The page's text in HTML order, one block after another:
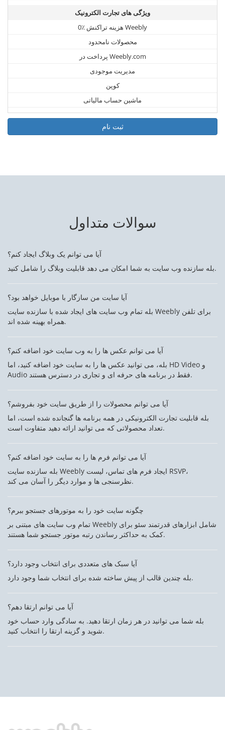
ویژگی های تجارت الکترونیک
0٪ هزینه تراکنش Weebly
محصولات نامحدود
پرداخت در Weebly.com
مدیریت موجودی
کوپن
ماشین حساب مالیاتی
ثبت نام
سوالات متداول
آیا می توانم یک وبلاگ ایجاد کنم؟
بله سازنده وب سایت به شما امکان می دهد قابلیت وبلاگ را شامل کنید.
آیا سایت من سازگار با موبایل خواهد بود؟
بله تمام وب سایت های ایجاد شده با سازنده سایت Weebly برای تلفن
همراه بهینه شده اند.
آیا می توانم عکس ها را به وب سایت خود اضافه کنم؟
بله، می توانید عکس ها را به سایت خود اضافه کنید، اما HD Video و
Audio فقط در برنامه های حرفه ای و تجاری در دسترس هستند.
آیا می توانم محصولات را از طریق سایت خود بفروشم؟
بله قابلیت تجارت الکترونیکی در همه برنامه ها گنجانده شده است، اما
تعداد محصولاتی که می توانید ارائه دهید متفاوت است.
آیا می توانم فرم ها را به سایت خود اضافه کنم؟
بله سازنده سایت Weebly ایجاد فرم های تماس، لیست RSVP،
نظرسنجی ها و موارد دیگر را آسان می کند.
چگونه سایت خود را به موتورهای جستجو ببرم؟
تمام وب سایت های مبتنی بر Weebly شامل ابزارهای قدرتمند سئو برای
کمک به حداکثر رساندن رتبه موتور جستجو شما هستند.
آیا سبک های متعددی برای انتخاب وجود دارد؟
بله چندین قالب از پیش ساخته شده برای انتخاب شما وجود دارد.
آیا می توانم ارتقا دهم؟
بله شما می توانید در هر زمان ارتقا دهید. به سادگی وارد حساب خود
شوید و گزینه ارتقا را انتخاب کنید.